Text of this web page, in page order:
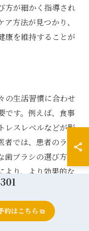
方が細かく指導され
方法が見つかり、
康を維持することが
の生活習慣に合わせ
です。例えば、食事
レスレベルなどが影
では、患者のライ
ブラシの選び方や
より、より効果的な
間維持することがで
を理解し、適切なケ
リスクを低減するこ
約はこちら